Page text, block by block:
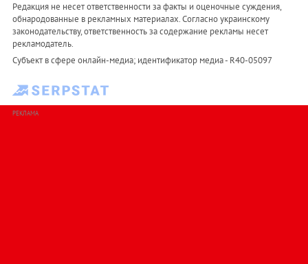
Редакция не несет ответственности за факты и оценочные суждения,
обнародованные в рекламных материалах. Согласно украинскому
законодательству, ответственность за содержание рекламы несет
рекламодатель.
Субъект в сфере онлайн-медиа; идентификатор медиа - R40-05097
РЕКЛАМА